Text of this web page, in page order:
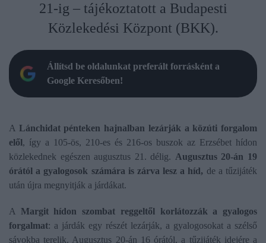
21-ig – tájékoztatott a Budapesti
Közlekedési Központ (BKK).
Állítsd be oldalunkat preferált forrásként a
Google Keresőben!
A Lánchidat pénteken hajnalban lezárják a közúti forgalom
elől, így a 105-ös, 210-es és 216-os buszok az Erzsébet hídon
közlekednek egészen augusztus 21. délig. Augusztus 20-án 19
órától a gyalogosok számára is zárva lesz a híd, de a tűzijáték
után újra megnyitják a járdákat.
A Margit hídon szombat reggeltől korlátozzák a gyalogos
forgalmat: a járdák egy részét lezárják, a gyalogosokat a szélső
sávokba terelik. Augusztus 20-án 16 órától, a tűzijáték idejére a